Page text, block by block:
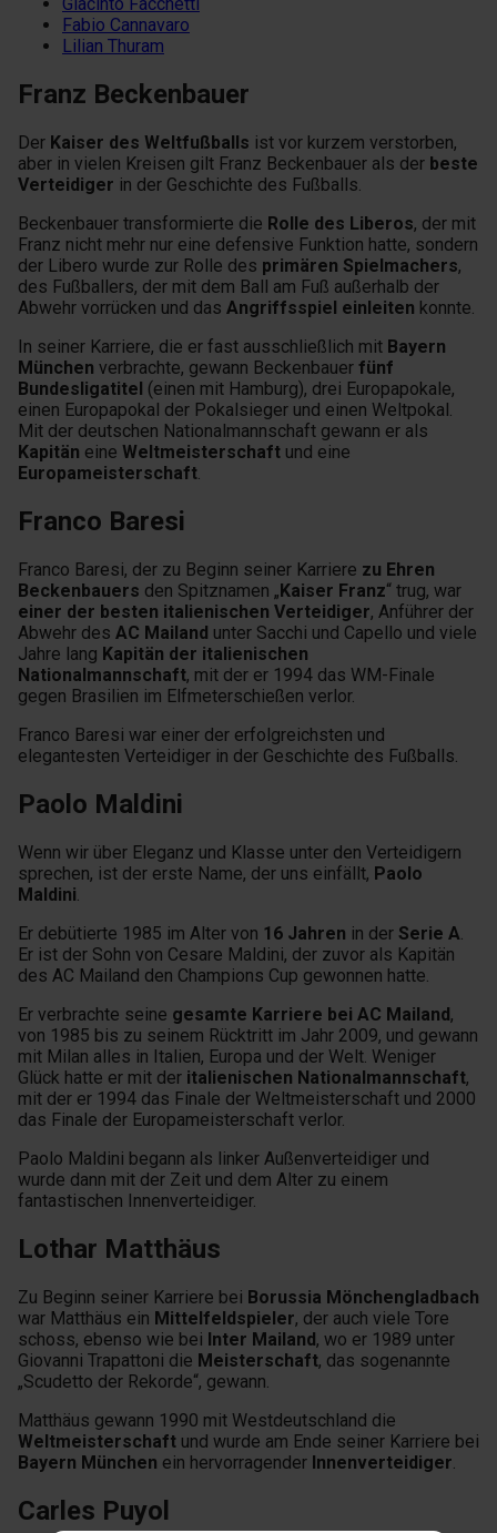
Giacinto Facchetti
Fabio Cannavaro
Lilian Thuram
Franz Beckenbauer
Der Kaiser des Weltfußballs ist vor kurzem verstorben,
aber in vielen Kreisen gilt Franz Beckenbauer als der beste
Verteidiger in der Geschichte des Fußballs.
Beckenbauer transformierte die Rolle des Liberos, der mit
Franz nicht mehr nur eine defensive Funktion hatte, sondern
der Libero wurde zur Rolle des primären Spielmachers,
des Fußballers, der mit dem Ball am Fuß außerhalb der
Abwehr vorrücken und das Angriffsspiel einleiten konnte.
In seiner Karriere, die er fast ausschließlich mit Bayern
München verbrachte, gewann Beckenbauer fünf
Bundesligatitel (einen mit Hamburg), drei Europapokale,
einen Europapokal der Pokalsieger und einen Weltpokal.
Mit der deutschen Nationalmannschaft gewann er als
Kapitän eine Weltmeisterschaft und eine
Europameisterschaft.
Franco Baresi
Franco Baresi, der zu Beginn seiner Karriere zu Ehren
Beckenbauers den Spitznamen „Kaiser Franz“ trug, war
einer der besten italienischen Verteidiger, Anführer der
Abwehr des AC Mailand unter Sacchi und Capello und viele
Jahre lang Kapitän der italienischen
Nationalmannschaft, mit der er 1994 das WM-Finale
gegen Brasilien im Elfmeterschießen verlor.
Franco Baresi war einer der erfolgreichsten und
elegantesten Verteidiger in der Geschichte des Fußballs.
Paolo Maldini
Wenn wir über Eleganz und Klasse unter den Verteidigern
sprechen, ist der erste Name, der uns einfällt, Paolo
Maldini
Er debütierte 1985 im Alter von 16 Jahren in der Serie A
Er ist der Sohn von Cesare Maldini, der zuvor als Kapitän
des AC Mailand den Champions Cup gewonnen hatte.
Er verbrachte seine gesamte Karriere bei AC Mailand,
von 1985 bis zu seinem Rücktritt im Jahr 2009, und gewann
mit Milan alles in Italien, Europa und der Welt. Weniger
Glück hatte er mit der italienischen Nationalmannschaft,
mit der er 1994 das Finale der Weltmeisterschaft und 2000
das Finale der Europameisterschaft verlor.
Paolo Maldini begann als linker Außenverteidiger und
wurde dann mit der Zeit und dem Alter zu einem
fantastischen Innenverteidiger.
Lothar Matthäus
Zu Beginn seiner Karriere bei Borussia Mönchengladbach
war Matthäus ein Mittelfeldspieler, der auch viele Tore
schoss, ebenso wie bei Inter Mailand, wo er 1989 unter
Giovanni Trapattoni die Meisterschaft, das sogenannte
„Scudetto der Rekorde“, gewann.
Matthäus gewann 1990 mit Westdeutschland die
Weltmeisterschaft und wurde am Ende seiner Karriere bei
Bayern München ein hervorragender Innenverteidiger
Carles Puyol